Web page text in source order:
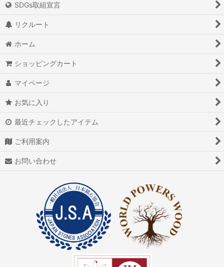
アイオライト
アイスクォーツ
アイリスクォーツ
アゼツライト
アフガナイト
アップルグリーンファントム
アベンチュリン
SDGs取組宣言
リクルート
ホーム
ショッピングカート
マイページ
お気に入り
最近チェックしたアイテム
ご利用案内
お問い合わせ